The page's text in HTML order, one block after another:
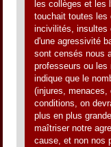
les collèges et les
touchait toutes
incivilités, insultes
d'une agressivité
sont censés nous
professeurs ou les
indique que le
(injures,
conditions, on
plus en plus
maîtriser notre
cause, et non nos